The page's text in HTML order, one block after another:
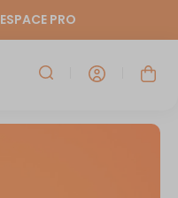
ESPACE PRO